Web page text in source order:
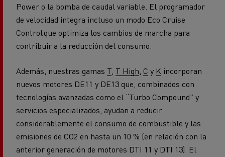
Power o la bomba de caudal variable. El programador
de velocidad integra incluso un modo Eco Cruise
Control que optimiza los cambios de marcha para
contribuir a la reducción del consumo.
Además, nuestras gamas T T High C y K incorporan
nuevos motores DE11 y DE13 que, combinados con
tecnologías avanzadas como el “Turbo Compound” y
servicios especializados, ayudan a reducir
considerablemente el consumo de combustible y las
emisiones de CO2 en hasta un 10 % (en relación con la
anterior generación de motores DTI 11 y DTI 13). El